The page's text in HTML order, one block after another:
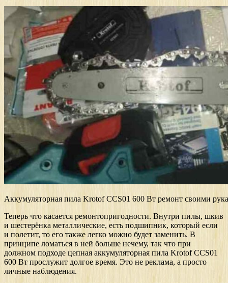
Аккумуляторная пила Krotof CCS01 600 Вт ремонт своими
Теперь что касается ремонтопригодности. Внутри пилы, шкив
и шестерёнка металлические, есть подшипник, который если
и полетит, то его также легко можно будет заменить. В
принципе ломаться в ней больше нечему, так что при
должном подходе цепная аккумуляторная пила Krotof CCS01
600 Вт прослужит долгое время. Это не реклама, а просто
личные наблюдения.